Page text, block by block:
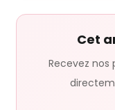
Cet
Recevez nos